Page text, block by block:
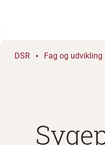
DSR Fag og udvikling